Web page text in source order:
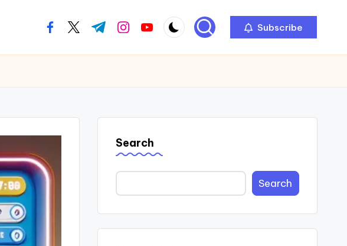
facebook.com
twitter.com
t.me instagram.com
youtube.com Subscribe
Search
Search